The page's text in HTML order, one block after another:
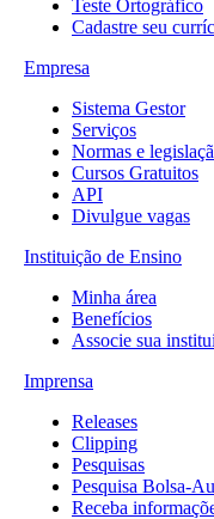
Teste Ortográfico
Cadastre seu
Empresa
Sistema Gestor
Serviços
Normas e
Cursos Gratuitos
API
Divulgue vagas
Instituição de Ensino
Minha área
Benefícios
Associe sua
Imprensa
Releases
Clipping
Pesquisas
Pesquisa Bolsa-
Receba